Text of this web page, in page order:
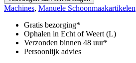
blauw
aantal
Machines, Manuele Schoonmaakartikelen
Gratis bezorging*
Ophalen in Echt of Weert (L)
Verzonden binnen 48 uur*
Persoonlijk advies